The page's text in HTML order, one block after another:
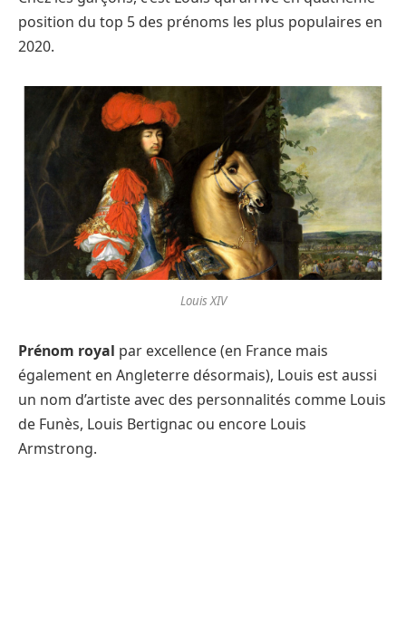
position du top 5 des prénoms les plus populaires en
2020.
Louis XIV
Prénom royal par excellence (en France mais
également en Angleterre désormais), Louis est aussi
un nom d’artiste avec des personnalités comme Louis
de Funès, Louis Bertignac ou encore Louis
Armstrong.